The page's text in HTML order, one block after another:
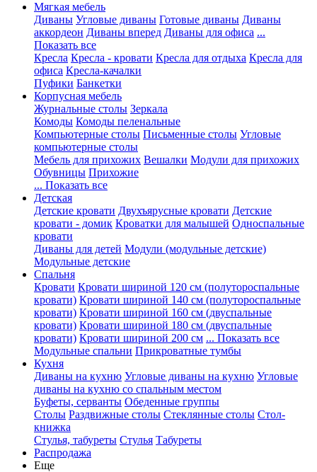
Мягкая мебель
Диваны Угловые диваны Готовые диваны Диваны
аккордеон Диваны вперед Диваны для офиса ...
Показать все
Кресла Кресла - кровати Кресла для отдыха Кресла для
офиса Кресла-качалки
Пуфики Банкетки
Корпусная мебель
Журнальные столы Зеркала
Комоды Комоды пеленальные
Компьютерные столы Письменные столы Угловые
компьютерные столы
Мебель для прихожих Вешалки Модули для прихожих
Обувницы Прихожие
... Показать все
Детская
Детские кровати Двухъярусные кровати Детские
кровати - домик Кроватки для малышей Односпальные
кровати
Диваны для детей Модули (модульные детские)
Модульные детские
Спальня
Кровати Кровати шириной 120 см (полутороспальные
кровати) Кровати шириной 140 см (полутороспальные
кровати) Кровати шириной 160 см (двуспальные
кровати) Кровати шириной 180 см (двуспальные
кровати) Кровати шириной 200 см ... Показать все
Модульные спальни Прикроватные тумбы
Кухня
Диваны на кухню Угловые диваны на кухню Угловые
диваны на кухню со спальным местом
Буфеты, серванты Обеденные группы
Столы Раздвижные столы Стеклянные столы Стол-
книжка
Стулья, табуреты Стулья Табуреты
Распродажа
Еще